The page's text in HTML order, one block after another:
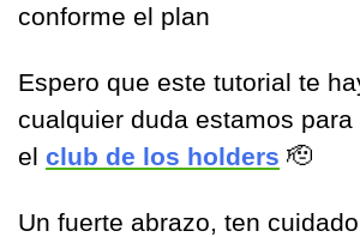
conforme el plan
Espero que este tutorial te
cualquier duda estamos para
el club de los holders 🫡
Un fuerte abrazo, ten